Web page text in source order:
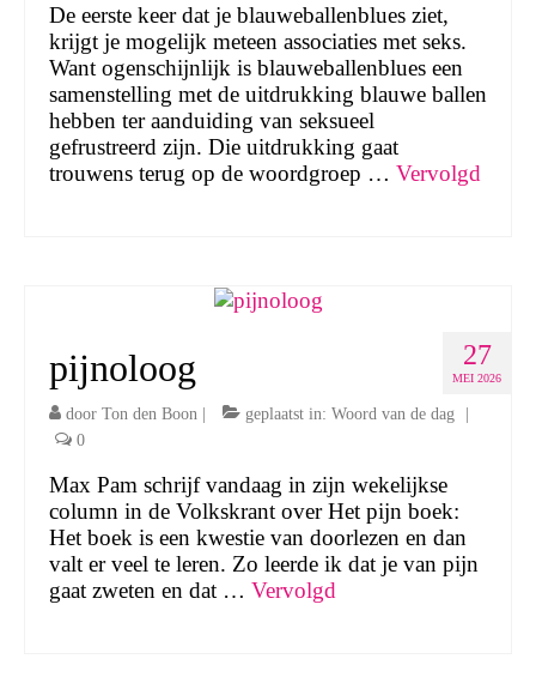
De eerste keer dat je blauweballenblues ziet,
krijgt je mogelijk meteen associaties met seks.
Want ogenschijnlijk is blauweballenblues een
samenstelling met de uitdrukking blauwe ballen
hebben ter aanduiding van seksueel
gefrustreerd zijn. Die uitdrukking gaat
trouwens terug op de woordgroep … Vervolgd
27
MEI 2026
pijnoloog
door Ton den Boon | geplaatst in: Woord van de dag
|
0
Max Pam schrijf vandaag in zijn wekelijkse
column in de Volkskrant over Het pijn boek:
Het boek is een kwestie van doorlezen en dan
valt er veel te leren. Zo leerde ik dat je van pijn
gaat zweten en dat … Vervolgd